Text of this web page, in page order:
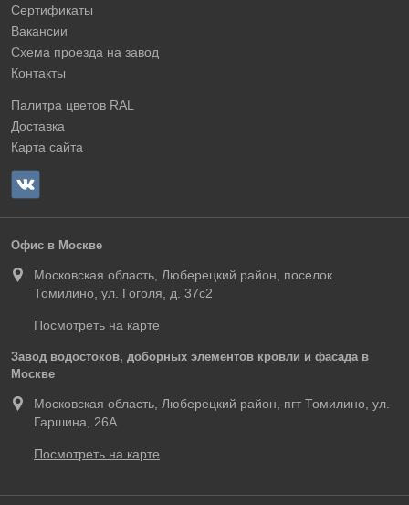
Сертификаты
Вакансии
Схема проезда на завод
Контакты
Палитра цветов RAL
Доставка
Карта сайта
Офис в Москве
Московская область, Люберецкий район, поселок
Томилино, ул. Гоголя, д. 37с2
Посмотреть на карте
Завод водостоков, доборных элементов кровли и фасада в
Москве
Московская область, Люберецкий район, пгт Томилино, ул.
Гаршина, 26А
Посмотреть на карте